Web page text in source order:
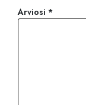
Arviosi *